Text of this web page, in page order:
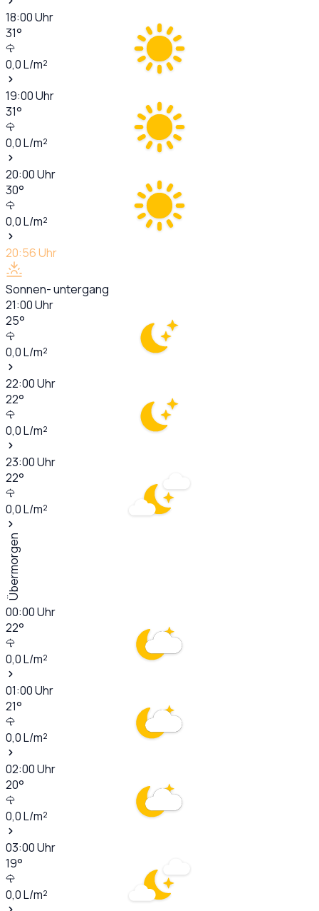
18:00Uhr
31°
0,0L/m²
19:00Uhr
31°
0,0L/m²
20:00Uhr
30°
0,0L/m²
20:56Uhr
Sonnen- untergang
21:00Uhr
25°
0,0L/m²
22:00Uhr
22°
0,0L/m²
23:00Uhr
22°
0,0L/m²
Übermorgen
00:00Uhr
22°
0,0L/m²
01:00Uhr
21°
0,0L/m²
02:00Uhr
20°
0,0L/m²
03:00Uhr
19°
0,0L/m²